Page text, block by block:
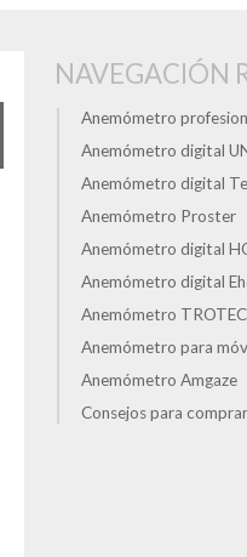
NAVEGACIÓN
Anemómetro
Anemómetro digital
Anemómetro digital
Anemómetro Proster
Anemómetro digital
Anemómetro digital
Anemómetro
Anemómetro para
Anemómetro Amgaze
Consejos para